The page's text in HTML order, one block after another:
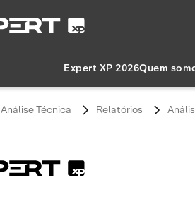
Expert XP 2026Quem
Análise Técnica Relatórios